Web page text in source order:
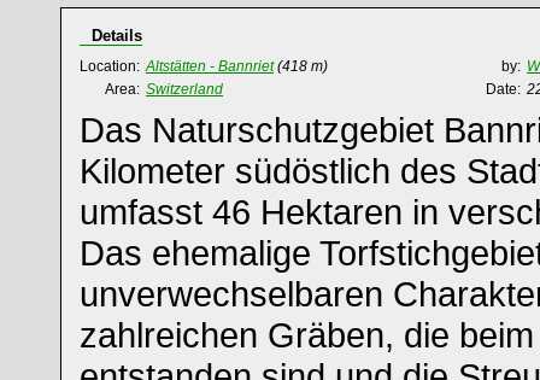
Details
Location: Altstätten - Bannriet (418 m) by:
Area: Switzerland Date:
Das Naturschutzgebiet
Kilometer südöstlich des
umfasst 46 Hektaren in
Das ehemalige
unverwechselbaren
zahlreichen Gräben, die